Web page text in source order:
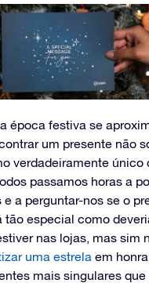
época festiva se
um presente não
verdadeiramente único
passamos horas a
a perguntar-nos se o
tão especial como
nas lojas, mas sim
uma estrela em
mais singulares que